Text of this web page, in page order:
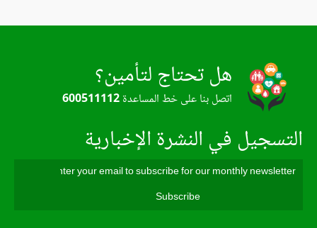
هل تحتاج لتأمين؟
اتصل بنا على خط المساعدة600511112
التسجيل في النشرة الإخبارية